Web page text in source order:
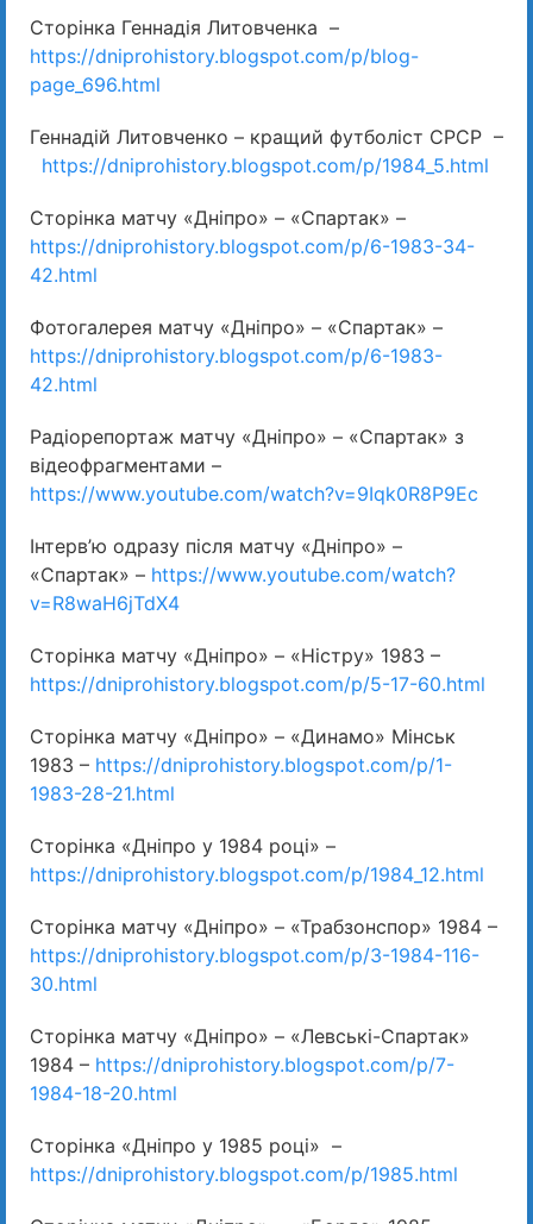
Сторінка Геннадія Литовченка –
https://dniprohistory.blogspot.com/p/blog-
page_696.html
Геннадій Литовченко – кращий футболіст СРСР –
https://dniprohistory.blogspot.com/p/1984_5.html
Сторінка матчу «Дніпро» – «Спартак» –
https://dniprohistory.blogspot.com/p/6-1983-34-
42.html
Фотогалерея матчу «Дніпро» – «Спартак» –
https://dniprohistory.blogspot.com/p/6-1983-
42.html
Радіорепортаж матчу «Дніпро» – «Спартак» з
відеофрагментами –
https://www.youtube.com/watch?v=9Iqk0R8P9Ec
Інтерв’ю одразу після матчу «Дніпро» –
«Спартак» – https://www.youtube.com/watch?
v=R8waH6jTdX4
Сторінка матчу «Дніпро» – «Ністру» 1983 –
https://dniprohistory.blogspot.com/p/5-17-60.html
Сторінка матчу «Дніпро» – «Динамо» Мінськ
1983 – https://dniprohistory.blogspot.com/p/1-
1983-28-21.html
Сторінка «Дніпро у 1984 році» –
https://dniprohistory.blogspot.com/p/1984_12.html
Сторінка матчу «Дніпро» – «Трабзонспор» 1984 –
https://dniprohistory.blogspot.com/p/3-1984-116-
30.html
Сторінка матчу «Дніпро» – «Левські-Спартак»
1984 – https://dniprohistory.blogspot.com/p/7-
1984-18-20.html
Сторінка «Дніпро у 1985 році» –
https://dniprohistory.blogspot.com/p/1985.html